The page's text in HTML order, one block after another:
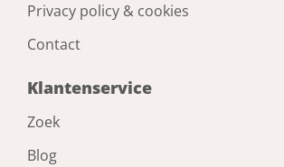
Privacy policy & cookies
Contact
Klantenservice
Zoek
Blog